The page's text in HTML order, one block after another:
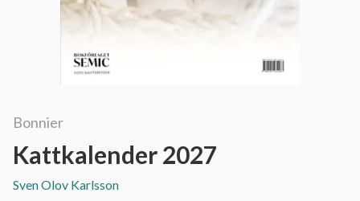
Bonnier
Kattkalender 2027
Sven Olov Karlsson